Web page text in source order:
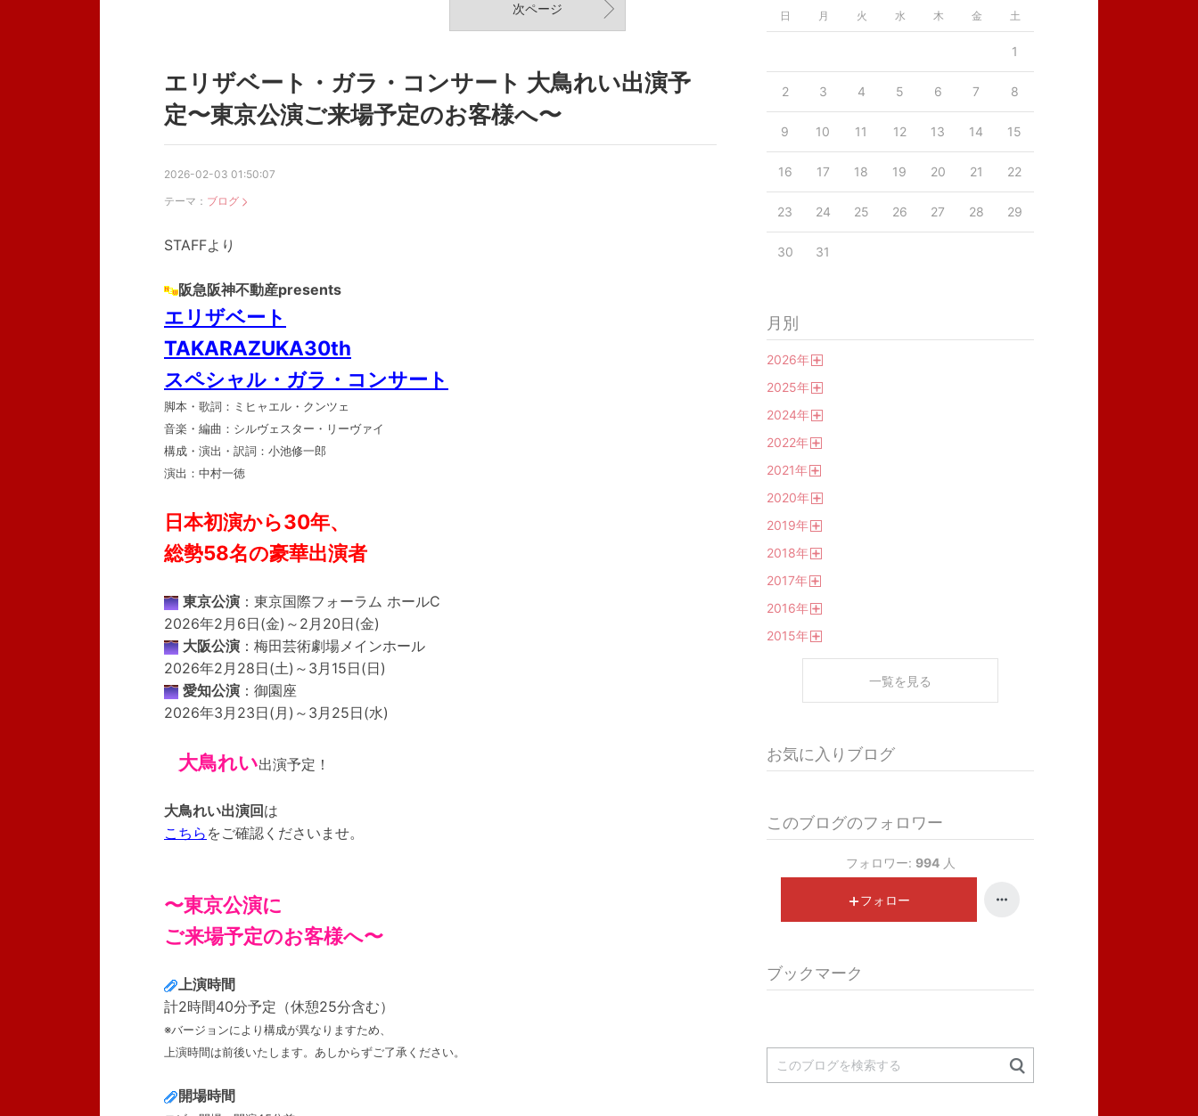
次ページ
エリザベート・ガラ・コンサート 大鳥れい出演予
定〜東京公演ご来場予定のお客様へ〜
2026-02-03 01:50:07
テーマ： ブログ
STAFFより
阪急阪神不動産presents
エリザベート
TAKARAZUKA30th
スペシャル・ガラ・コンサート
脚本・歌詞：ミヒャエル・クンツェ
音楽・編曲：シルヴェスター・リーヴァイ
構成・演出・訳詞：小池修一郎
演出：中村一徳
日本初演から30年、
総勢58名の豪華出演者
東京公演 ：東京国際フォーラム ホールC
2026年2月6日(金)～2月20日(金)
大阪公演 ：梅田芸術劇場メインホール
2026年2月28日(土)～3月15日(日)
愛知公演 ：御園座
2026年3月23日(月)～3月25日(水)
大鳥れい出演予定！
大鳥れい出演回 は
こちら をご確認くださいませ。
〜東京公演に
ご来場予定のお客様へ〜
上演時間
計2時間40分予定（休憩25分含む）
※バージョンにより構成が異なりますため、
上演時間は前後いたします。あしからずご了承ください。
開場時間
日 月 火 水 木 金 土
1
2 3 4 5 6 7 8
9 10 11 12 13 14 15
16 17 18 19 20 21 22
23 24 25 26 27 28 29
30 31
月別
2026年
2025年
2024年
2022年
2021年
2020年
2019年
2018年
2017年
2016年
2015年
一覧を見る
お気に入りブログ
このブログのフォロワー
フォロワー: 994 人
フォロー
ブックマーク